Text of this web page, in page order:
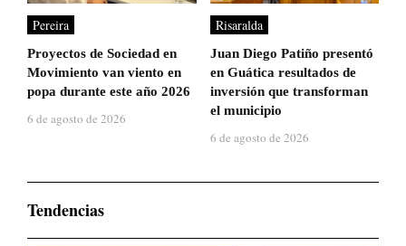
Pereira
Proyectos de Sociedad en
Movimiento van viento en
popa durante este año 2026
6 de agosto de 2026
Risaralda
Juan Diego Patiño presentó
en Guática resultados de
inversión que transforman
el municipio
6 de agosto de 2026
Tendencias